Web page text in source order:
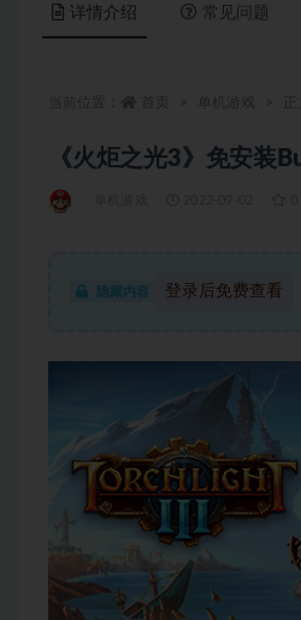
详情介绍 常见问题
《火炬之光3》免安装
隐藏内容 登录后免费查看